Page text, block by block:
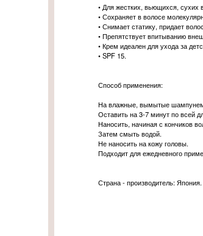
• Для жестких, вьющихся, сухих
• Сохраняет в волосе
• Снимает статику, придает
• Препятствует впитыванию
• Крем идеален для ухода за
• SPF 15.
Способ применения:
На влажные, вымытые шампунем
Оставить на 3-7 минут по всей
Наносить, начиная с кончиков
Затем смыть водой.
Не наносить на кожу головы.
Подходит для ежедневного
Страна - производитель: Япония.